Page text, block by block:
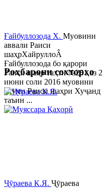
Ғайбуллозода Х. Муовини
аввали Раиси
шаҳрХайруллоÂ
Ғайбуллозода бо қарори
Раиси шаҳр таҳти №281 аз 2
июни соли 2016 муовини
якуми Раиси шаҳри Хуҷанд
таъин ...
Роҳбарони сохторҳо
Ҷӯраева К.Я. Ҷӯраева